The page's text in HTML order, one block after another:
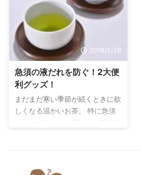
どお金はかかるものです。 そん
な時、バイトができたらお財布の
強い味方になりますよね。 今回
はそのバイトの許可についてまと
めた記事になります。 まずは生
徒手帳をチェック！校則における
バイト 皆さんは時分の生徒手帳
を何回見た事があるでしょうか？
私は高校生時代に通しで読んだ覚
えがありません。 そんな手帳に
2019/2/28
急須の液だれを防ぐ！2大便
利グッズ！
まだまだ寒い季節が続くときに欲
しくなる温かいお茶。 特に急須
ないのに、注ぎ口からお湯がたれ